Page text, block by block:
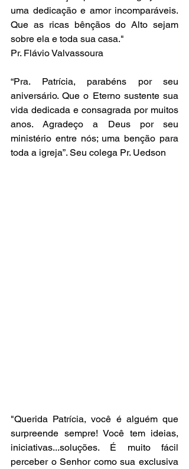
uma dedicação e amor incomparáveis.
Que as ricas bênçãos do Alto sejam
sobre ela e toda sua casa."
Pr. Flávio Valvassoura
“Pra. Patrícia, parabéns por seu
aniversário. Que o Eterno sustente sua
vida dedicada e consagrada por muitos
anos. Agradeço a Deus por seu
ministério entre nós; uma benção para
toda a igreja”. Seu colega Pr. Uedson
"Querida Patrícia, você é alguém que
surpreende sempre! Você tem ideias,
iniciativas...soluções. É muito fácil
perceber o Senhor como sua exclusiva